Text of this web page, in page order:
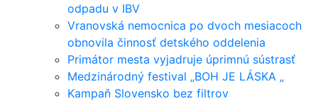
odpadu v IBV
Vranovská nemocnica po dvoch mesiacoch
obnovila činnosť detského oddelenia
Primátor mesta vyjadruje úprimnú sústrasť
Medzinárodný festival „BOH JE LÁSKA „
Kampaň Slovensko bez filtrov